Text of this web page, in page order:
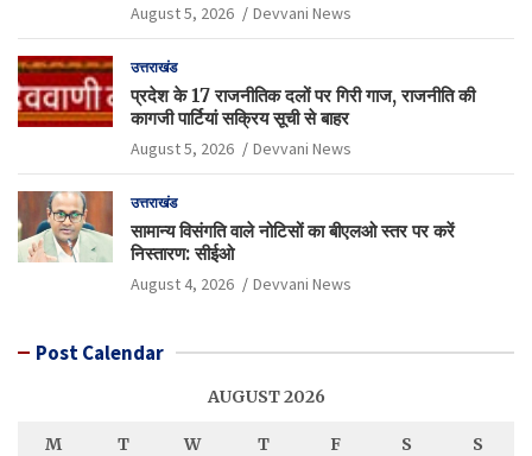
August 5, 2026 Devvani News
उत्तराखंड
प्रदेश के 17 राजनीतिक दलों पर गिरी गाज, राजनीति की
कागजी पार्टियां सक्रिय सूची से बाहर
August 5, 2026 Devvani News
उत्तराखंड
सामान्य विसंगति वाले नोटिसों का बीएलओ स्तर पर करें
निस्तारण: सीईओ
August 4, 2026 Devvani News
Post Calendar
AUGUST 2026
M T W T F S S